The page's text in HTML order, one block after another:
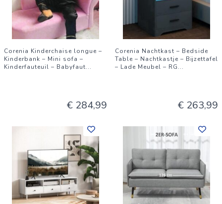
Corenia Kinderchaise longue –
Kinderbank – Mini sofa –
Kinderfauteuil – Babyfaut...
€ 284,99
Corenia Nachtkast – Bedside
Table – Nachtkastje – Bijzettafel
– Lade Meubel – RG...
€ 263,99